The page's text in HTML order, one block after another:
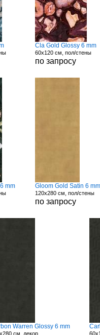
Cla Gold Glossy 6 mm
60x120 см, пол/стены
по запросу
mm Gloom Gold Satin 6 mm
120x280 см, пол/стены
по запросу
Warren Glossy 6 mm
см, декор